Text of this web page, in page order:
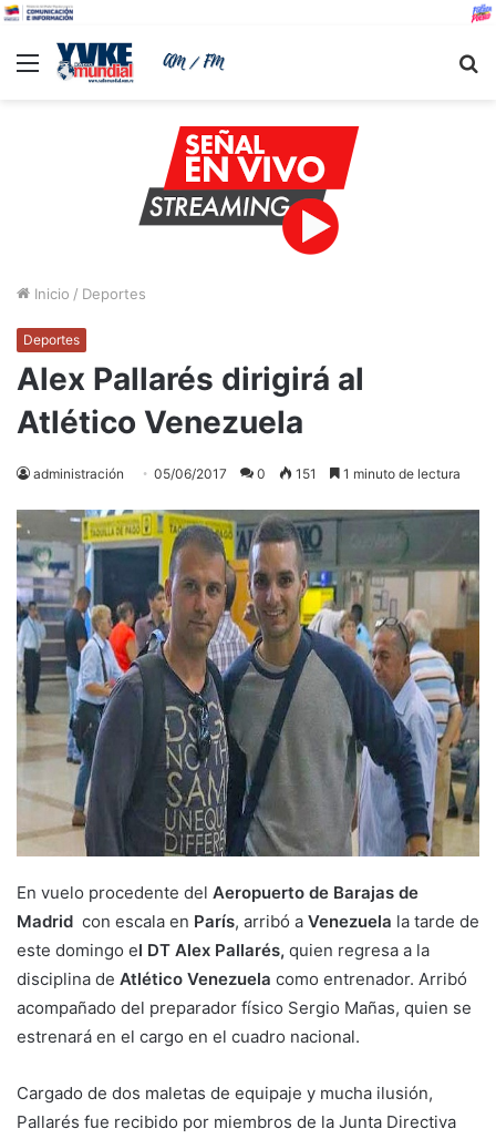
Menu
Inicio / Deportes
Deportes
Alex Pallarés dirigirá al
Atlético Venezuela
administración 05/06/2017 0 151 1 minuto de lectura
En vuelo procedente del Aeropuerto de Barajas de
Madrid con escala en París, arribó a Venezuela la tarde de
este domingo el DT Alex Pallarés, quien regresa a la
disciplina de Atlético Venezuela como entrenador. Arribó
acompañado del preparador físico Sergio Mañas, quien se
estrenará en el cargo en el cuadro nacional.
Cargado de dos maletas de equipaje y mucha ilusión,
Pallarés fue recibido por miembros de la Junta Directiva